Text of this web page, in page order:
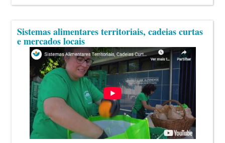
Sistemas alimentares territoriais, cadeias curtas
e mercados locais